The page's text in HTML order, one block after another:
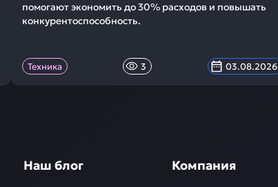
помогают экономить до 30% расходов и повышать
конкурентоспособность.
Техника 3 03.08.2026
Наш блог Компания